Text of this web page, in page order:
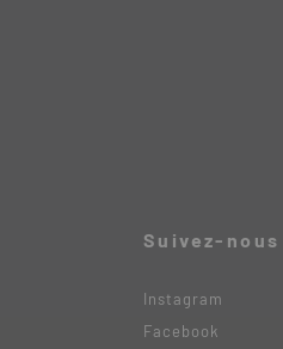
Suivez-nous
Instagram
Facebook